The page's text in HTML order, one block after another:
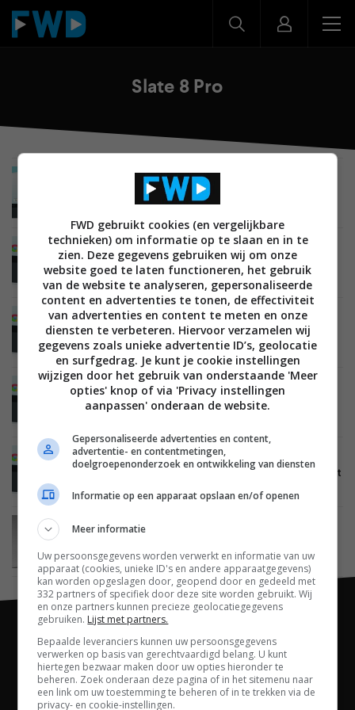
Slate 8 Pro
07 MEI 2014
HP Slate 8 Pro met 8-inch high-res display te
koop in Nederland
MOBILE
Details over HP Slate 8 Plus tablet lekken uit
MOBILE 08 APRIL 2014
HP lanceert Slate 8 Pro Business met Android
4.4 KitKat
MOBILE 04 APRIL 2014
Nieuwe versie HP Slate 8 Pro met Android 4.4
KitKat gespot
MOBILE 03 DECEMBER 2013
HP Slate 8 Pro te koop in Nederland en verschijnt
MOBILE 19 SEPTEMBER 2013
tablets
FWD gebruikt cookies (en vergelijkbare
technieken) om informatie op te slaan en in te
zien. Deze gegevens gebruiken wij om onze
website goed te laten functioneren, het gebruik
van de website te analyseren, gepersonaliseerde
content en advertenties te tonen, de effectiviteit
van advertenties en content te meten en onze
diensten te verbeteren. Hiervoor verzamelen wij
gegevens zoals unieke advertentie ID’s, geolocatie
en surfgedrag. Je kunt je cookie instellingen
wijzigen door het gebruik van onderstaande 'Meer
opties' knop of via 'Privacy instellingen
aanpassen' onderaan de website.
Gepersonaliseerde advertenties en content,
advertentie- en contentmetingen,
doelgroepenonderzoek en ontwikkeling van diensten
Informatie op een apparaat opslaan en/of openen
Meer informatie
Uw persoonsgegevens worden verwerkt en informatie van uw
apparaat (cookies, unieke ID's en andere apparaatgegevens)
kan worden opgeslagen door, geopend door en gedeeld met
332 partners of specifiek door deze site worden gebruikt. Wij
en onze partners kunnen precieze geolocatiegegevens
gebruiken. Lijst met partners.
Bepaalde leveranciers kunnen uw persoonsgegevens
verwerken op basis van gerechtvaardigd belang. U kunt
hiertegen bezwaar maken door uw opties hieronder te
beheren. Zoek onderaan deze pagina of in het sitemenu naar
een link om uw toestemming te beheren of in te trekken via de
privacy- en cookie-instellingen.